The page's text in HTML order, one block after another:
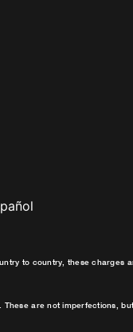
to country, these charges
are not imperfections,